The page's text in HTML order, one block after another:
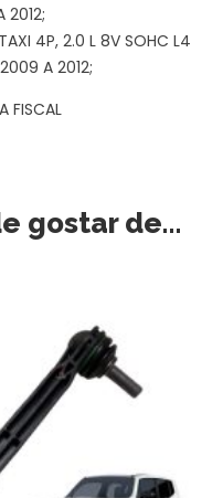
2012;
TAXI 4P, 2.0 L 8V SOHC L4
A 2012;
FISCAL
gostar de…